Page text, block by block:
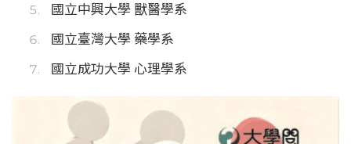
國立中興大學 獸醫學系
國立臺灣大學 藥學系
國立成功大學 心理學系